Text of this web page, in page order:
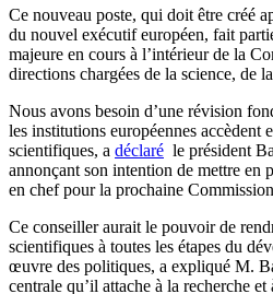
Ce nouveau poste, qui doit être créé
du nouvel exécutif européen, fait
majeure en cours à l’intérieur de la
directions chargées de la science, de
Nous avons besoin d’une révision
les institutions européennes accèdent
scientifiques, a déclaré le président
annonçant son intention de mettre en
en chef pour la prochaine
Ce conseiller aurait le pouvoir de
scientifiques à toutes les étapes du
œuvre des politiques, a expliqué M.
centrale qu’il attache à la recherche